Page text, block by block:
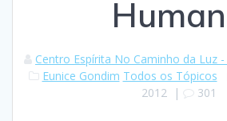
Centro Espírita No Caminho da Luz
Eunice Gondim Todos os Tópicos
2012 | 301